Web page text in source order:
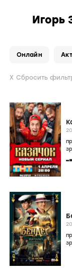
Игорь
Онлайн
Сбросить